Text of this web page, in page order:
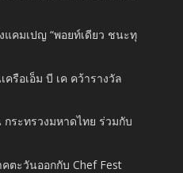
แคมเปญ “พอยท์เดียว ชนะทุ
ครือเอ็ม บี เค คว้ารางวัล
ระทรวงมหาดไทย ร่วมกับ
ตะวันออกกับ Chef Fest